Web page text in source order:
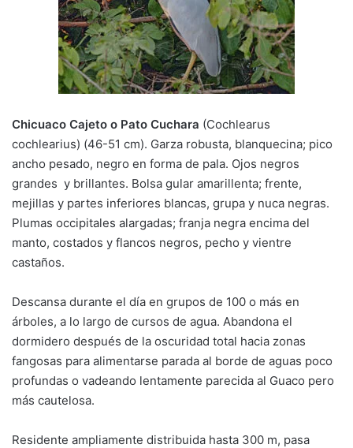
Chicuaco Cajeto o Pato Cuchara (Cochlearus
cochlearius) (46-51 cm). Garza robusta, blanquecina; pico
ancho pesado, negro en forma de pala. Ojos negros
grandes y brillantes. Bolsa gular amarillenta; frente,
mejillas y partes inferiores blancas, grupa y nuca negras.
Plumas occipitales alargadas; franja negra encima del
manto, costados y flancos negros, pecho y vientre
castaños.
Descansa durante el día en grupos de 100 o más en
árboles, a lo largo de cursos de agua. Abandona el
dormidero después de la oscuridad total hacia zonas
fangosas para alimentarse parada al borde de aguas poco
profundas o vadeando lentamente parecida al Guaco pero
más cautelosa.
Residente ampliamente distribuida hasta 300 m, pasa